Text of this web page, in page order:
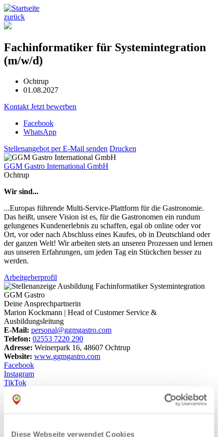
Diese Webseite verwendet Cookies
zurück
Fachinformatiker für Systemintegration
(m/w/d)
Ochtrup
01.08.2027
Kontakt Jetzt bewerben
Facebook
WhatsApp
Stellenangebot per E-Mail senden Drucken
GGM Gastro International GmbH
Ochtrup
Wir sind...
...Europas führende Multi-Service-Plattform für die Gastronomie.
Das heißt, unsere Vision ist es, für die Gastronomen ein rundum
gelungenes Kundenerlebnis zu schaffen, egal ob online oder vor
Ort, vor oder nach Abschluss eines Kaufes, ob in Deutschland oder
der ganzen Welt! Wir arbeiten stets an unseren Prozessen und lernen
aus unseren Erfahrungen, um jeden Tag ein Stückchen besser zu
werden.
Arbeitgeberprofil
Deine Ansprechpartnerin
Marion Kockmann | Head of Customer Service &
Ausbildungsleitung
E-Mail: personal@ggmgastro.com
Telefon: 02553 7220 290
Adresse: Weinerpark 16, 48607 Ochtrup
Website: www.ggmgastro.com
Facebook
Instagram
TikTok
Kontakt
WhatsApp
Stellenangebot per E-Mail senden Drucken